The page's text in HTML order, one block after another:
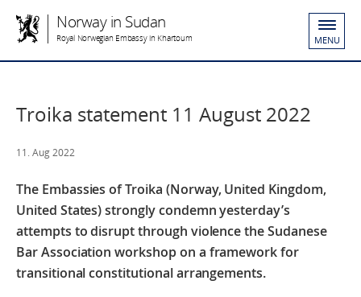
Norway in Sudan
Royal Norwegian Embassy in Khartoum MENU
Troika statement 11 August 2022
11. Aug 2022
The Embassies of Troika (Norway, United Kingdom,
United States) strongly condemn yesterday’s
attempts to disrupt through violence the Sudanese
Bar Association workshop on a framework for
transitional constitutional arrangements.